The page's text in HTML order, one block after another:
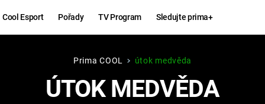
Cool Esport Pořady TV Program Sledujte prima+
Hry
Zábava
Prima COOL útok medvěda
ÚTOK MEDVĚDA